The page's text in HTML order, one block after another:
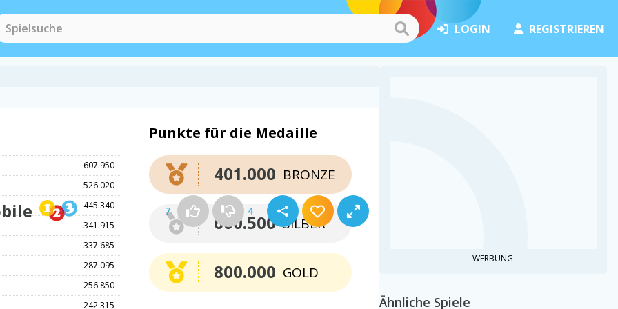
LOGIN REGISTRIEREN
7 4
607.950
526.020
445.340
341.915
337.685
287.095
256.850
242.315
Punkte für die Medaille
BRONZE
401.000
SILBER
600.500
GOLD
800.000
WERBUNG
Ähnliche Spiele